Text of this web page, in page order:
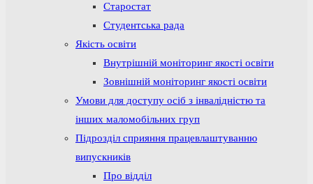
Старостат
Студентська рада
Якість освіти
Внутрішній моніторинг якості освіти
Зовнішній моніторинг якості освіти
Умови для доступу осіб з інвалідністю та
інших маломобільних груп
Підрозділ сприяння працевлаштуванню
випускників
Про відділ